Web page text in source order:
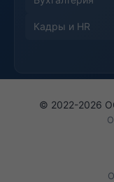
Кадры и HR
© 2022-2026